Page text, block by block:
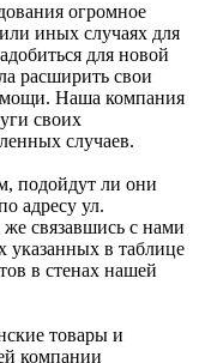
огромное
иных случаях для
для новой
расширить свои
Наша компания
своих
случаев.
подойдут ли они
адресу ул.
связавшись с нами
указанных в таблице
в стенах нашей
товары и
компании